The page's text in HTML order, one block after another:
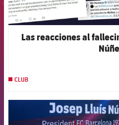
Las reacciones al
CLUB